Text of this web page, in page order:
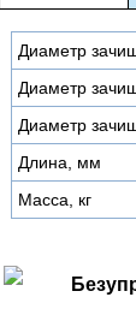
Диаметр
Диаметр
Диаметр
Длина, мм
Масса, кг